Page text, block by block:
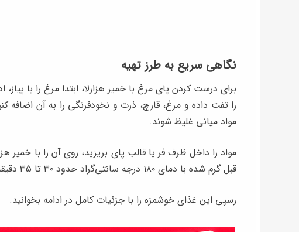
نگاهی سریع به طرز تهیه
برای درست کردن پای مرغ با خمیر هزارلا، ابتدا مرغ را با
را تفت داده و مرغ، قارچ، ذرت و نخودفرنگی را به آن اضافه
مواد میانی غلیظ شوند.
مواد را داخل ظرف فر یا قالب پای بریزید، روی آن را با خمیر
قبل گرم‌ شده با دمای ۱۸۰ درجه سانتی‌گراد حدود ۳۰ تا ۳۵ دقیقه بپزید تا خمیر کاملا طلایی و ترد شود.
رسپی این غذای خوشمزه را با جزئیات کامل در ادامه بخوانید.